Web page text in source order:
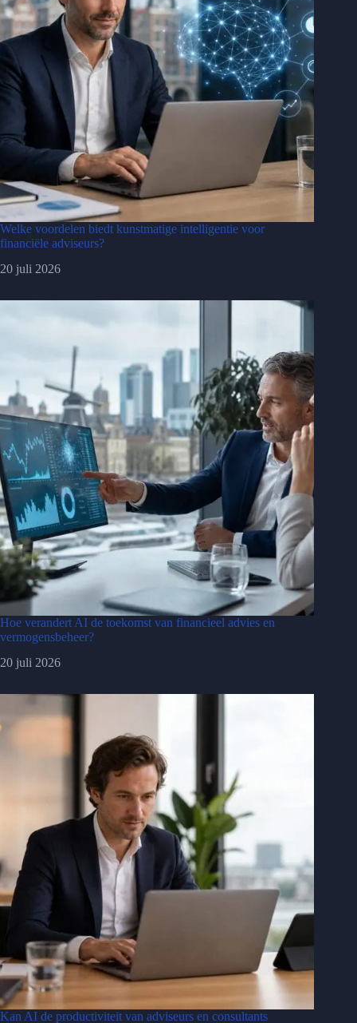
Welke voordelen biedt kunstmatige intelligentie voor
financiële adviseurs?
20 juli 2026
Hoe verandert AI de toekomst van financieel advies en
vermogensbeheer?
20 juli 2026
Kan AI de productiviteit van adviseurs en consultants